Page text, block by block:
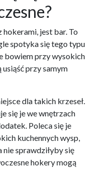
jest bar. To
spotyka się tego typu
bowiem przy wysokich
przy samym
dla takich krzeseł.
się je we wnętrzach
Poleca się je
kuchennych wysp,
sprawdziłyby się
hokery mogą